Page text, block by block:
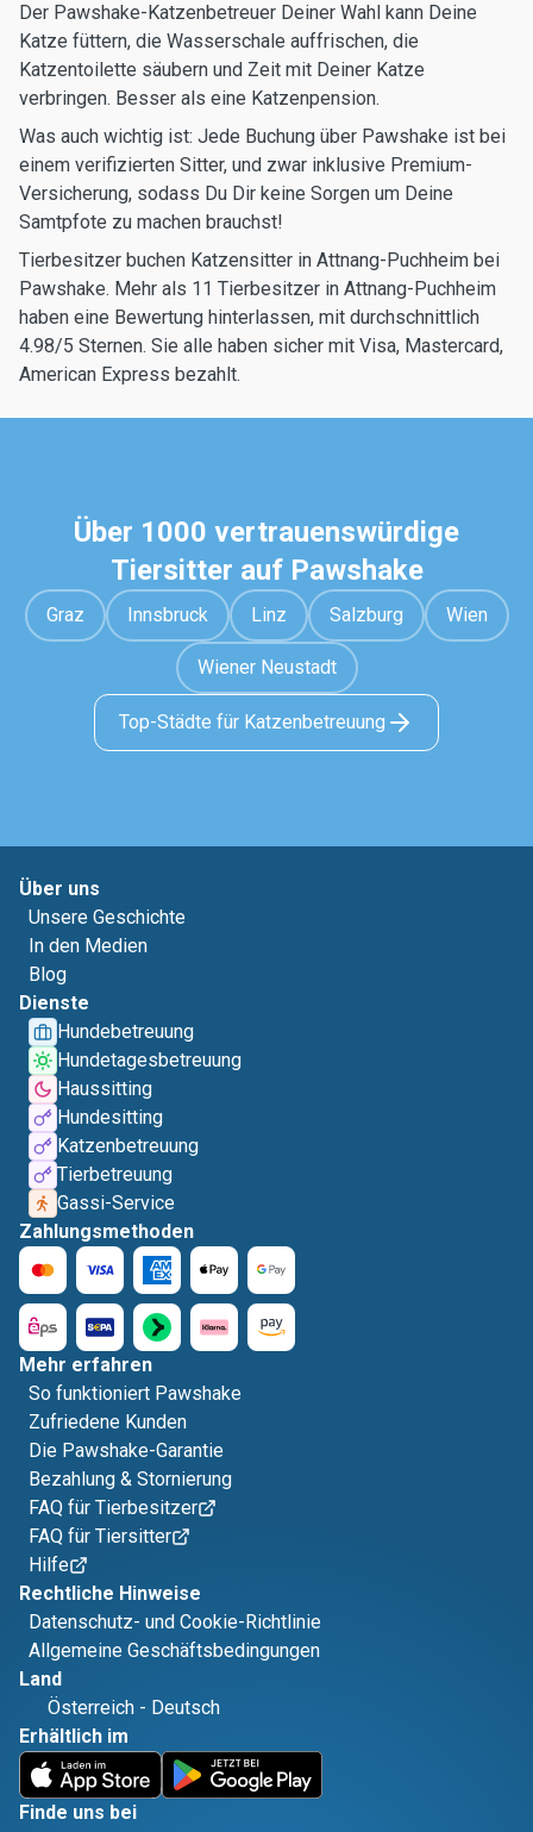
Der Pawshake-Katzenbetreuer Deiner Wahl kann Deine
Katze füttern, die Wasserschale auffrischen, die
Katzentoilette säubern und Zeit mit Deiner Katze
verbringen. Besser als eine Katzenpension.
Was auch wichtig ist: Jede Buchung über Pawshake ist bei
einem verifizierten Sitter, und zwar inklusive Premium-
Versicherung, sodass Du Dir keine Sorgen um Deine
Samtpfote zu machen brauchst!
Tierbesitzer buchen Katzensitter in Attnang-Puchheim bei
Pawshake. Mehr als 11 Tierbesitzer in Attnang-Puchheim
haben eine Bewertung hinterlassen, mit durchschnittlich
4.98/5 Sternen. Sie alle haben sicher mit Visa, Mastercard,
American Express bezahlt.
Über 1000 vertrauenswürdige
Tiersitter auf Pawshake
Graz Innsbruck Linz Salzburg Wien
Wiener Neustadt
Top-Städte für Katzenbetreuung
Über uns
Unsere Geschichte
In den Medien
Blog
Dienste
Hundebetreuung
Hundetagesbetreuung
Haussitting
Hundesitting
Katzenbetreuung
Tierbetreuung
Gassi-Service
Zahlungsmethoden
Mehr erfahren
So funktioniert Pawshake
Zufriedene Kunden
Die Pawshake-Garantie
Bezahlung & Stornierung
FAQ für Tierbesitzer
FAQ für Tiersitter
Hilfe
Rechtliche Hinweise
Datenschutz- und Cookie-Richtlinie
Allgemeine Geschäftsbedingungen
Land
Österreich - Deutsch
Erhältlich im
Finde uns bei